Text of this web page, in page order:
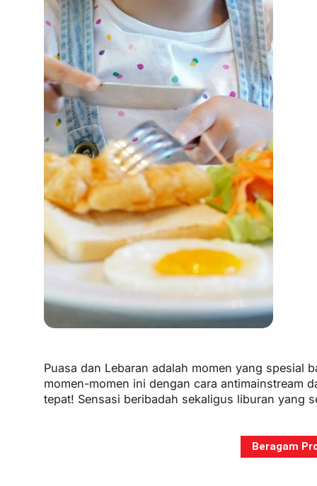
Puasa dan Lebaran adalah momen yang spesial
momen-momen ini dengan cara antimainstream
tepat! Sensasi beribadah sekaligus liburan yang
Beragam